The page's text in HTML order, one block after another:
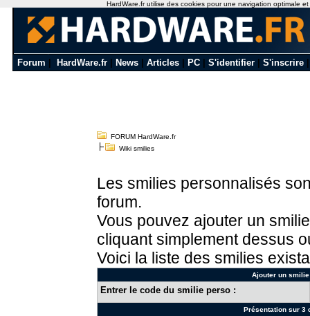
Forum HardWare.fr News Articles PC S'identifier S'inscrire
FORUM HardWare.fr
Wiki smilies
Les smilies personnalisés
forum.
Vous pouvez ajouter un
cliquant simplement dessus
Voici la liste des smilies
Ajouter un
Entrer le code du smilie perso :
Présentation sur 3
HardWare.fr utilise des cookies pour une navigation optimale